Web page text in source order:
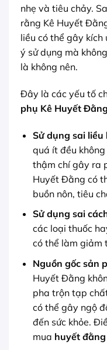
nhẹ và tiêu chảy.
rằng Kê Huyết
liều có thể gây
ý sử dụng mà
là không nên.
Đây là các yếu tố
phụ Kê Huyết Đằng
Sử dụng sai liều
quá ít đều
thậm chí gây ra
Huyết Đằng có
buồn nôn, tiêu
Sử dụng sai
các loại thuốc
có thể làm giảm
Nguồn gốc sản
Huyết Đằng
pha trộn tạp
có thể gây ngộ
đến sức khỏe.
mua huyết